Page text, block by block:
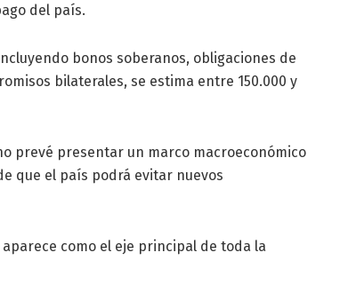
del país.
bonos soberanos, obligaciones de
bilaterales, se estima entre 150.000 y
prevé presentar un marco macroeconómico
que el país podrá evitar nuevos
como el eje principal de toda la